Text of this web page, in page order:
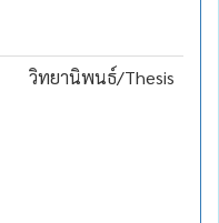
วิทยานิพนธ์/Thesis